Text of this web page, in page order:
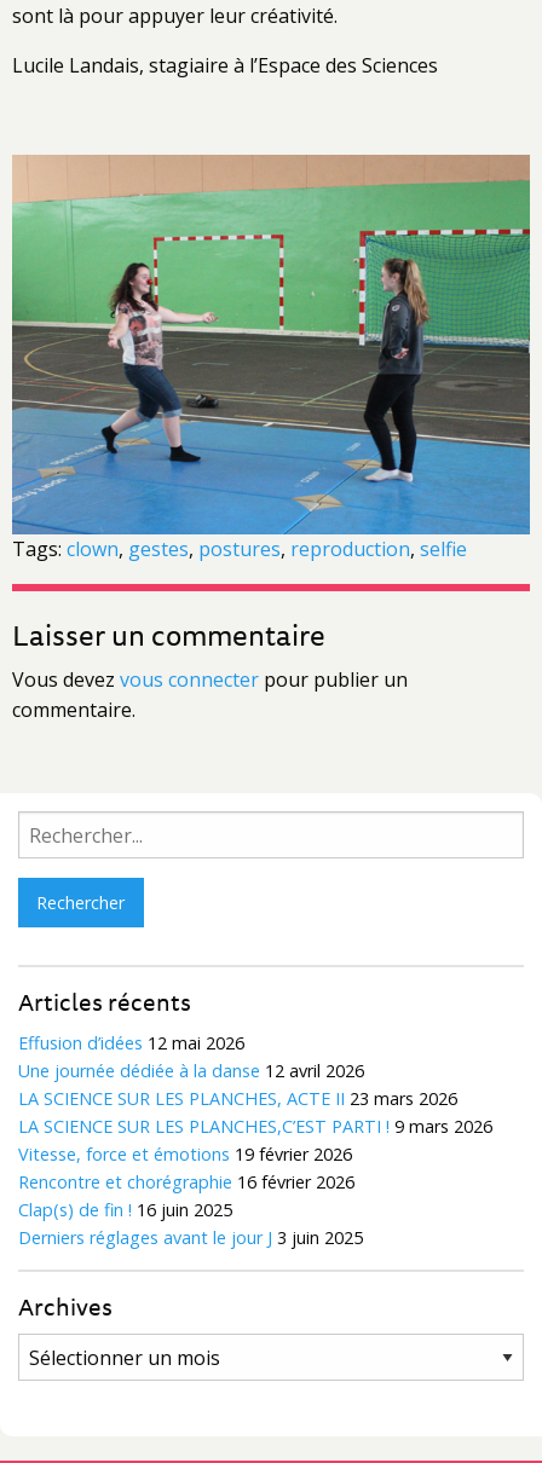
sont là pour appuyer leur créativité.
Lucile Landais, stagiaire à l’Espace des Sciences
Tags: clown, gestes, postures, reproduction, selfie
Laisser un commentaire
Vous devez vous connecter pour publier un
commentaire.
Rechercher :
Articles récents
Effusion d’idées 12 mai 2026
Une journée dédiée à la danse 12 avril 2026
LA SCIENCE SUR LES PLANCHES, ACTE II 23 mars 2026
LA SCIENCE SUR LES PLANCHES,C’EST PARTI ! 9 mars 2026
Vitesse, force et émotions 19 février 2026
Rencontre et chorégraphie 16 février 2026
Clap(s) de fin ! 16 juin 2025
Derniers réglages avant le jour J 3 juin 2025
Archives
Archives